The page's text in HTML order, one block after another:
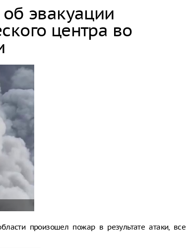
эвакуации
центра во
произошел пожар в результате атаки, все